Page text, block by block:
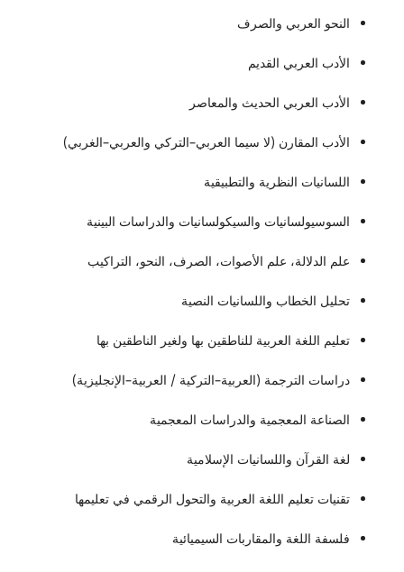
النحو العربي والصرف
الأدب العربي القديم
الأدب العربي الحديث والمعاصر
الأدب المقارن (لا سيما العربي–التركي والعربي–الغربي)
اللسانيات النظرية والتطبيقية
السوسيولسانيات والسيكولسانيات والدراسات البينية
علم الدلالة، علم الأصوات، الصرف، النحو، التراكيب
تحليل الخطاب واللسانيات النصية
تعليم اللغة العربية للناطقين بها ولغير الناطقين بها
دراسات الترجمة (العربية–التركية / العربية–الإنجليزية)
الصناعة المعجمية والدراسات المعجمية
لغة القرآن واللسانيات الإسلامية
تقنيات تعليم اللغة العربية والتحول الرقمي في تعليمها
فلسفة اللغة والمقاربات السيميائية